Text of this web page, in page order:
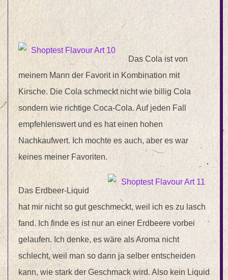
Das Cola ist von
meinem Mann der Favorit in Kombination mit
Kirsche. Die Cola schmeckt nicht wie billig Cola
sondern wie richtige Coca-Cola. Auf jeden Fall
empfehlenswert und es hat einen hohen
Nachkaufwert. Ich mochte es auch, aber es war
keines meiner Favoriten.
Das Erdbeer-Liquid
hat mir nicht so gut geschmeckt, weil ich es zu lasch
fand. Ich finde es ist nur an einer Erdbeere vorbei
gelaufen. Ich denke, es wäre als Aroma nicht
schlecht, weil man so dann ja selber entscheiden
kann, wie stark der Geschmack wird. Also kein Liquid